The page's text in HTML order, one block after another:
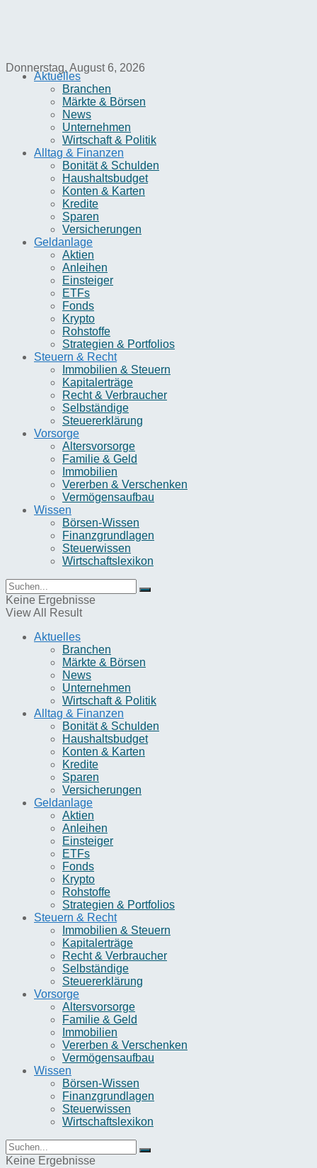
Donnerstag, August 6, 2026
Aktuelles
Branchen
Märkte & Börsen
News
Unternehmen
Wirtschaft & Politik
Alltag & Finanzen
Bonität & Schulden
Haushaltsbudget
Konten & Karten
Kredite
Sparen
Versicherungen
Geldanlage
Aktien
Anleihen
Einsteiger
ETFs
Fonds
Krypto
Rohstoffe
Strategien & Portfolios
Steuern & Recht
Immobilien & Steuern
Kapitalerträge
Recht & Verbraucher
Selbständige
Steuererklärung
Vorsorge
Altersvorsorge
Familie & Geld
Immobilien
Vererben & Verschenken
Vermögensaufbau
Wissen
Börsen-Wissen
Finanzgrundlagen
Steuerwissen
Wirtschaftslexikon
Keine Ergebnisse
View All Result
Aktuelles
Branchen
Märkte & Börsen
News
Unternehmen
Wirtschaft & Politik
Alltag & Finanzen
Bonität & Schulden
Haushaltsbudget
Konten & Karten
Kredite
Sparen
Versicherungen
Geldanlage
Aktien
Anleihen
Einsteiger
ETFs
Fonds
Krypto
Rohstoffe
Strategien & Portfolios
Steuern & Recht
Immobilien & Steuern
Kapitalerträge
Recht & Verbraucher
Selbständige
Steuererklärung
Vorsorge
Altersvorsorge
Familie & Geld
Immobilien
Vererben & Verschenken
Vermögensaufbau
Wissen
Börsen-Wissen
Finanzgrundlagen
Steuerwissen
Wirtschaftslexikon
Keine Ergebnisse